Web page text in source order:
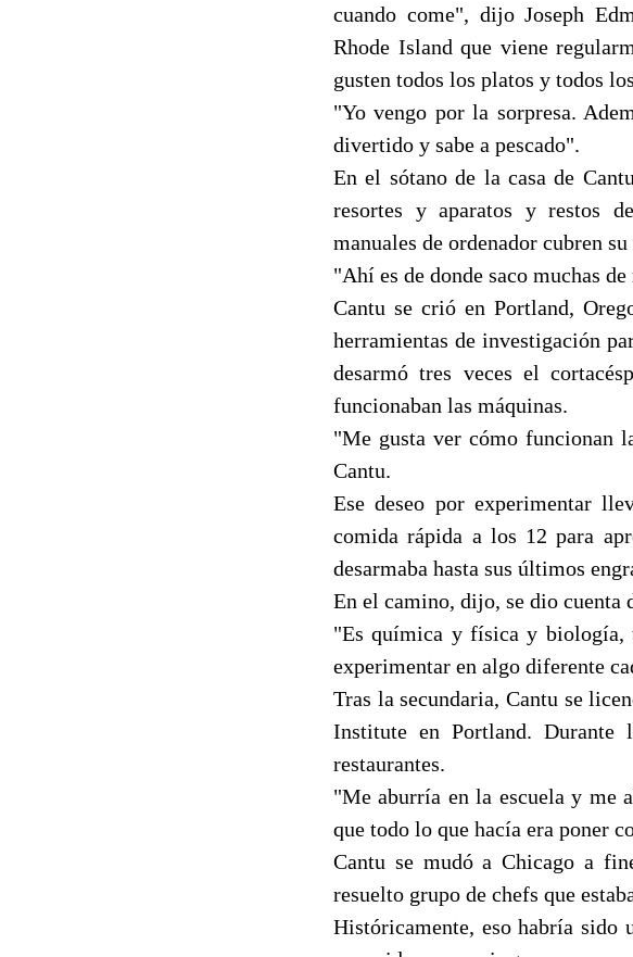
cuando come", dijo Joseph
Rhode Island que viene
gusten todos los platos y todos
"Yo vengo por la sorpresa.
divertido y sabe a pescado".
En el sótano de la casa de
resortes y aparatos y restos
manuales de ordenador cubren
"Ahí es de donde saco muchas
Cantu se crió en Portland,
herramientas de investigación
desarmó tres veces el
funcionaban las máquinas.
"Me gusta ver cómo funcionan
Cantu.
Ese deseo por experimentar
comida rápida a los 12 para
desarmaba hasta sus últimos
En el camino, dijo, se dio cuenta
"Es química y física y biología,
experimentar en algo diferente
Tras la secundaria, Cantu se
Institute en Portland. Durante
restaurantes.
"Me aburría en la escuela y me
que todo lo que hacía era poner
Cantu se mudó a Chicago a
resuelto grupo de chefs que
Históricamente, eso habría sido